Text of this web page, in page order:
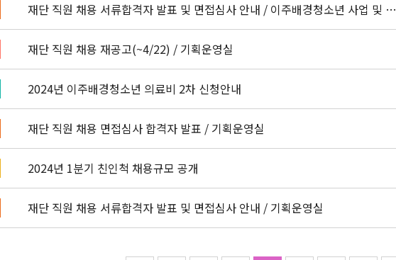
재단 직원 채용 서류합격자 발표 및 면접심사 안내 / 이주배경청소년 사업 및 행
정
재단 직원 채용 재공고(~4/22) / 기획운영실
2024년 이주배경청소년 의료비 2차 신청안내
재단 직원 채용 면접심사 합격자 발표 / 기획운영실
2024년 1분기 친인척 채용규모 공개
재단 직원 채용 서류합격자 발표 및 면접심사 안내 / 기획운영실